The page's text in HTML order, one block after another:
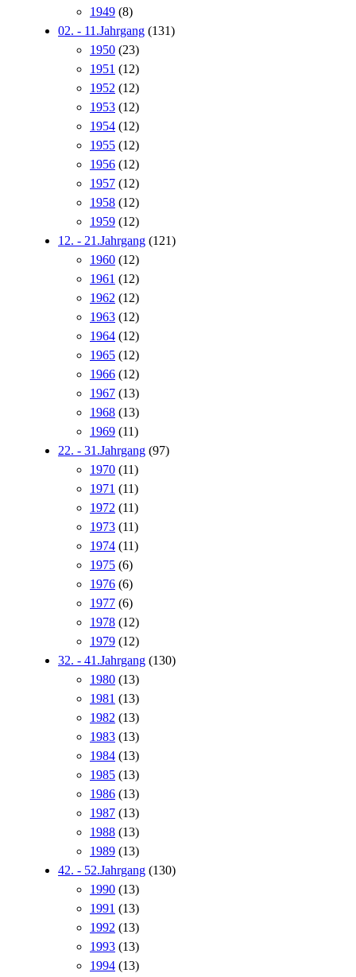
1949 (8)
02. - 11.Jahrgang (131)
1950 (23)
1951 (12)
1952 (12)
1953 (12)
1954 (12)
1955 (12)
1956 (12)
1957 (12)
1958 (12)
1959 (12)
12. - 21.Jahrgang (121)
1960 (12)
1961 (12)
1962 (12)
1963 (12)
1964 (12)
1965 (12)
1966 (12)
1967 (13)
1968 (13)
1969 (11)
22. - 31.Jahrgang (97)
1970 (11)
1971 (11)
1972 (11)
1973 (11)
1974 (11)
1975 (6)
1976 (6)
1977 (6)
1978 (12)
1979 (12)
32. - 41.Jahrgang (130)
1980 (13)
1981 (13)
1982 (13)
1983 (13)
1984 (13)
1985 (13)
1986 (13)
1987 (13)
1988 (13)
1989 (13)
42. - 52.Jahrgang (130)
1990 (13)
1991 (13)
1992 (13)
1993 (13)
1994 (13)